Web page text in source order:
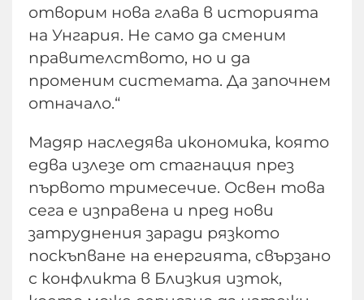
отворим нова глава в историята
на Унгария. Не само да сменим
правителството, но и да
променим системата. Да започнем
отначало.“
Мадяр наследява икономика, която
едва излезе от стагнация през
първото тримесечие. Освен това
сега е изправена и пред нови
затруднения заради рязкото
поскъпване на енергията, свързано
с конфликта в Близкия изток,